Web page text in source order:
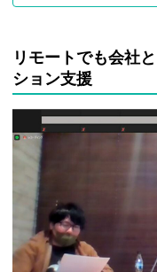
リモートでも会社
ション支援